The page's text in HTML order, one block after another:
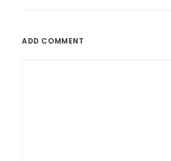
ADD COMMENT